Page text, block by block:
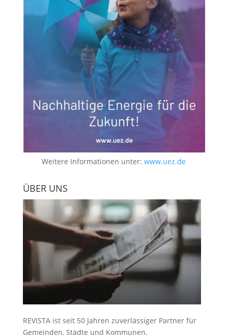
Weitere Informationen unter:www.uez.de
ÜBER UNS
REVISTA ist seit 50 Jahren zuverlässiger Partner für
Gemeinden, Städte und Kommunen.